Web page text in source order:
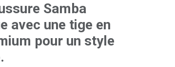
Samba
avec une tige en
pour un style